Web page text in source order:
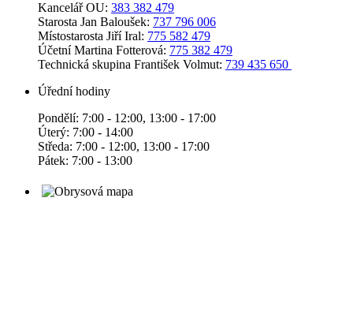
Kancelář OU: 383 382 479
Starosta Jan Baloušek: 737 796 006
Místostarosta Jiří Iral: 775 582 479
Účetní Martina Fotterová: 775 382 479
Technická skupina František Volmut: 739 435 650
Úřední hodiny
Pondělí: 7:00 - 12:00, 13:00 - 17:00
Úterý: 7:00 - 14:00
Středa: 7:00 - 12:00, 13:00 - 17:00
Pátek: 7:00 - 13:00